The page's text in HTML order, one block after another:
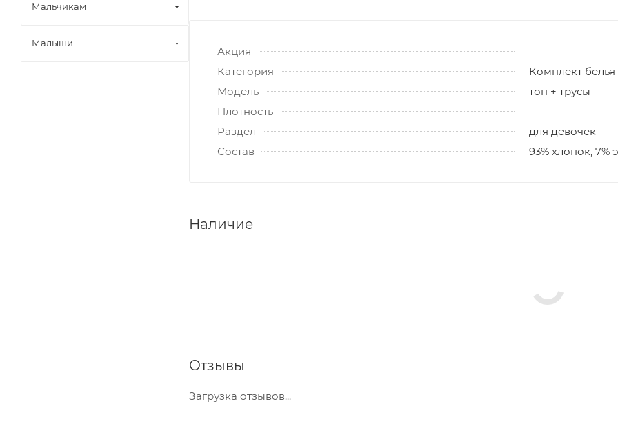
Акция
Категория
Комплект белья
Модель
топ + трусы
Плотность
Раздел
для девочек
Состав
93% хлопок, 7%
Наличие
Отзывы
Загрузка отзывов...
Мальчикам
Малыши